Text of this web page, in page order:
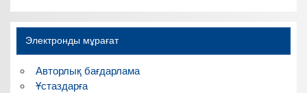
Электронды мұрағат
Авторлық бағдарлама
Ұстаздарға